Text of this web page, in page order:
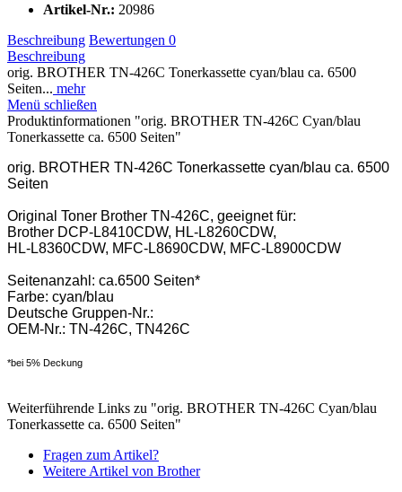
Artikel-Nr.: 20986
Beschreibung Bewertungen 0
Beschreibung
orig. BROTHER TN-426C Tonerkassette cyan/blau ca. 6500
Seiten... mehr
Menü schließen
Produktinformationen "orig. BROTHER TN-426C Cyan/blau
Tonerkassette ca. 6500 Seiten"
orig. BROTHER TN-426C Tonerkassette cyan/blau ca. 6500
Seiten
Original Toner Brother TN-426C, geeignet für:
Brother DCP-L8410CDW, HL-L8260CDW,
HL-L8360CDW, MFC-L8690CDW, MFC-L8900CDW
Seitenanzahl: ca.6500 Seiten*
Farbe: cyan/blau
Deutsche Gruppen-Nr.:
OEM-Nr.: TN-426C, TN426C
*bei 5% Deckung
Weiterführende Links zu "orig. BROTHER TN-426C Cyan/blau
Tonerkassette ca. 6500 Seiten"
Fragen zum Artikel?
Weitere Artikel von Brother